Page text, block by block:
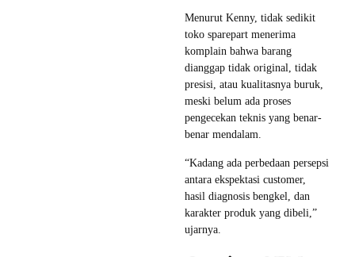
Menurut Kenny, tidak sedikit
toko sparepart menerima
komplain bahwa barang
dianggap tidak original, tidak
presisi, atau kualitasnya buruk,
meski belum ada proses
pengecekan teknis yang benar-
benar mendalam.
“Kadang ada perbedaan persepsi
antara ekspektasi customer,
hasil diagnosis bengkel, dan
karakter produk yang dibeli,”
ujarnya.